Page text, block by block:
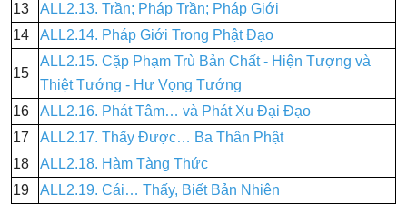
13
ALL2.13. Trần; Pháp Trần; Pháp Giới
14
ALL2.14. Pháp Giới Trong Phật Đạo
15
ALL2.15. Cặp Phạm Trù Bản Chất - Hiện Tượng và
Thiệt Tướng - Hư Vọng Tướng
16
ALL2.16. Phát Tâm… và Phát Xu Đại Đạo
17
ALL2.17. Thấy Được… Ba Thân Phật
18
ALL2.18. Hàm Tàng Thức
19
ALL2.19. Cái… Thấy, Biết Bản Nhiên